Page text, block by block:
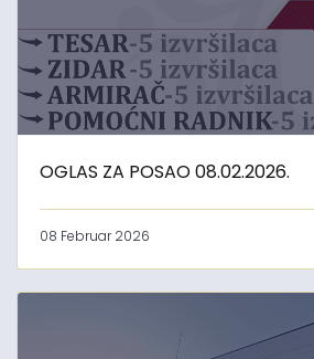
OGLAS ZA POSAO 08.02.2026.
08 Februar 2026